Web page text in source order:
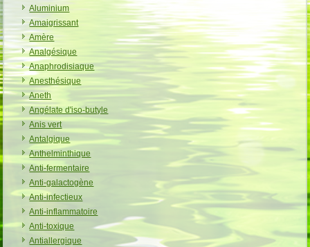
Aluminium
Amaigrissant
Amère
Analgésique
Anaphrodisiaque
Anesthésique
Aneth
Angélate d'iso-butyle
Anis vert
Antalgique
Anthelminthique
Anti-fermentaire
Anti-galactogène
Anti-infectieux
Anti-inflammatoire
Anti-toxique
Antiallergique